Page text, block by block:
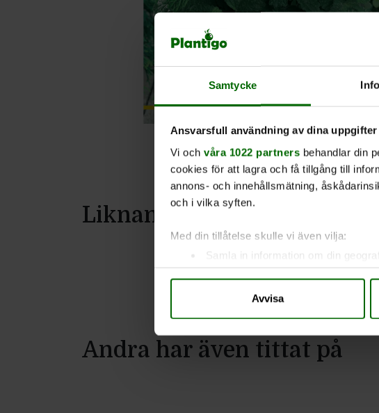
Samtycke
Ansvarsfull användning av dina uppgifter
Vi och våra 1022 partners behandlar din
cookies för att lagra och få tillgång till
annons- och innehållsmätning,
och i vilka syften.
Med din tillåtelse skulle vi även vilja:
Samla in information om din
Identifiera din enhet genom att
eller dra tillbaka ditt samtycke när som
Vi använder enhetsidentifierare för att
sociala medier och analysera vår trafik. Vi
Avvisa
Liknande produkter
Andra har även tittat på